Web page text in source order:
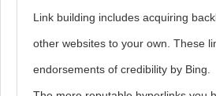
Link building includes acquiring
other websites to your own. These
endorsements of credibility by Bing.